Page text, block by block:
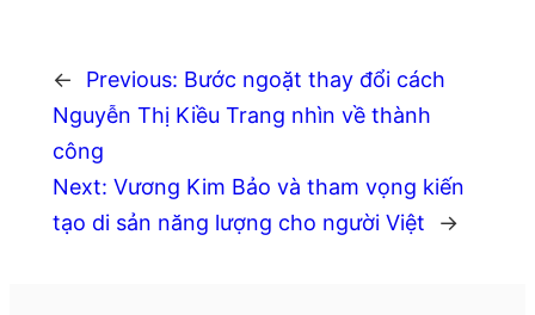
← Previous: Bước ngoặt thay đổi cách
Nguyễn Thị Kiều Trang nhìn về thành
công
Next: Vương Kim Bảo và tham vọng kiến
tạo di sản năng lượng cho người Việt
→